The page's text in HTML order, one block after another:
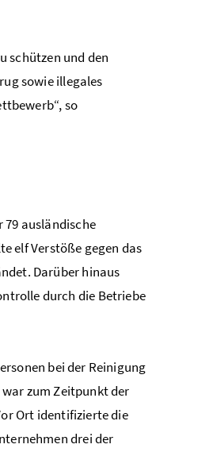
schützen und den
sowie illegales
so
79 ausländische
elf Verstöße gegen das
Darüber hinaus
durch die Betriebe
bei der Reinigung
zum Zeitpunkt der
Ort identifizierte die
drei der